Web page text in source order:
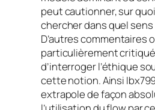
peut cautionner, sur
chercher dans quel sens il
D’autres commentaires
particulièrement
d’interroger l’éthique
cette notion. Ainsi
extrapole de façon